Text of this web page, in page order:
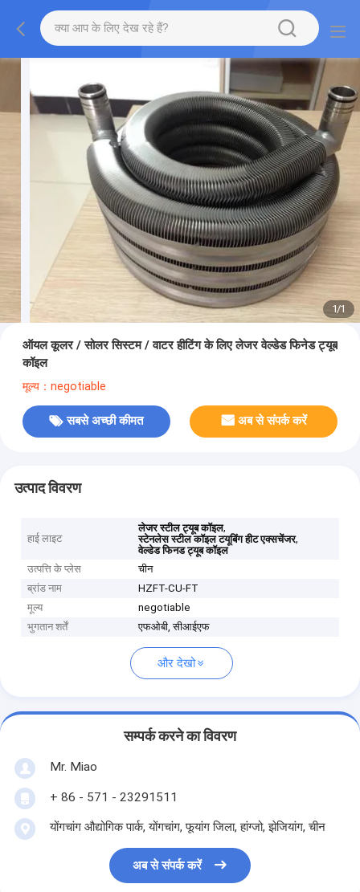
1/1
ऑयल कूलर / सोलर सिस्टम / वाटर हीटिंग के लिए लेजर वेल्डेड फिनेड ट्यूब
कॉइल
मूल्य：negotiable
सबसे अच्छी कीमत अब से संपर्क करें
उत्पाद विवरण
हाई लाइट
लेजर स्टील ट्यूब कॉइल,
स्टेनलेस स्टील कॉइल टयूबिंग हीट एक्सचेंजर,
वेल्डेड फिनड ट्यूब कॉइल
उत्पत्ति के प्लेस
चीन
ब्रांड नाम
HZFT-CU-FT
मूल्य
negotiable
भुगतान शर्तें
एफओबी, सीआईएफ
और देखो
सम्पर्क करने का विवरण
Mr. Miao
+ 86 - 571 - 23291511
योंगचांग औद्योगिक पार्क, योंगचांग, ​​फूयांग जिला, हांग्जो, झेजियांग, चीन
अब से संपर्क करें